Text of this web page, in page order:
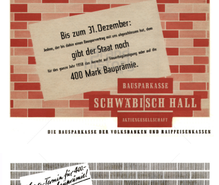
BAUSPARKASSE SCHWÄBISCH HALL
Bausparkasse Schwäbisch Hall AG
1958
Bild-ID: 7269